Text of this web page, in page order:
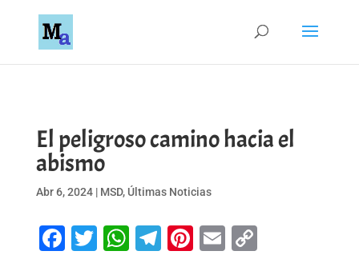
El peligroso camino hacia el
abismo
Abr 6, 2024| MSD, Últimas Noticias
Facebook
Twitter
WhatsApp
Telegram
Pinterest
EmailCopy